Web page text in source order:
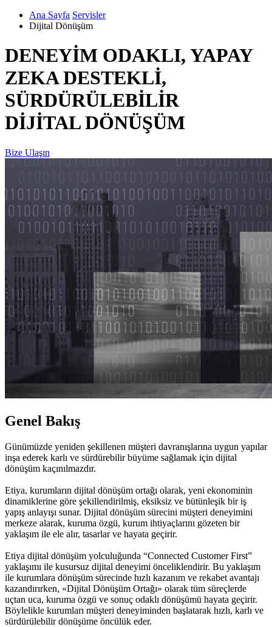
Ana Sayfa Servisler
Dijital Dönüşüm
DENEYİM ODAKLI, YAPAY
ZEKA DESTEKLİ,
SÜRDÜRÜLEBİLİR
DİJİTAL DÖNÜŞÜM
Bize Ulaşın
Genel Bakış
Günümüzde yeniden şekillenen müşteri davranışlarına uygun yapılar
inşa ederek karlı ve sürdürebilir büyüme sağlamak için dijital
dönüşüm kaçınılmazdır.
Etiya, kurumların dijital dönüşüm ortağı olarak, yeni ekonominin
dinamiklerine göre şekillendirilmiş, eksiksiz ve bütünleşik bir iş
yapış anlayışı sunar. Dijital dönüşüm sürecini müşteri deneyimini
merkeze alarak, kuruma özgü, kurum ihtiyaçlarını gözeten bir
yaklaşım ile ele alır, tasarlar ve hayata geçirir.
Etiya dijital dönüşüm yolculuğunda “Connected Customer First”
yaklaşımı ile kusursuz dijital deneyimi önceliklendirir. Bu yaklaşım
ile kurumlara dönüşüm sürecinde hızlı kazanım ve rekabet avantajı
kazandırırken, «Dijital Dönüşüm Ortağı» olarak tüm süreçlerde
uçtan uca, kuruma özgü ve sonuç odaklı dönüşümü hayata geçirir.
Böylelikle kurumları müşteri deneyiminden başlatarak hızlı, karlı ve
sürdürülebilir dönüşüme öncülük eder.